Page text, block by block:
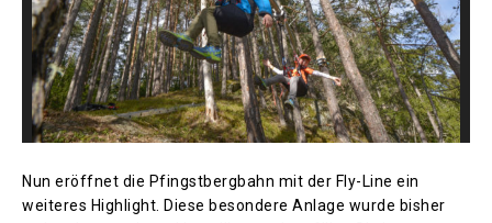
Nun eröffnet die Pfingstbergbahn mit der Fly-Line ein
weiteres Highlight. Diese besondere Anlage wurde bisher